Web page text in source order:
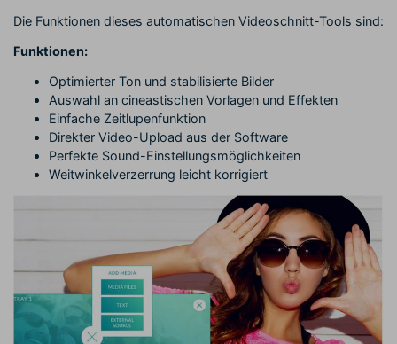
Die Funktionen dieses automatischen Videoschnitt-Tools sind:
Funktionen:
Optimierter Ton und stabilisierte Bilder
Auswahl an cineastischen Vorlagen und Effekten
Einfache Zeitlupenfunktion
Direkter Video-Upload aus der Software
Perfekte Sound-Einstellungsmöglichkeiten
Weitwinkelverzerrung leicht korrigiert